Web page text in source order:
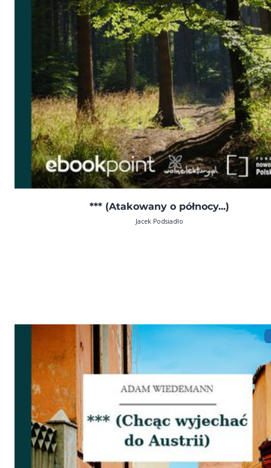
*** (Atakowany o północy...)
Jacek Podsiadło